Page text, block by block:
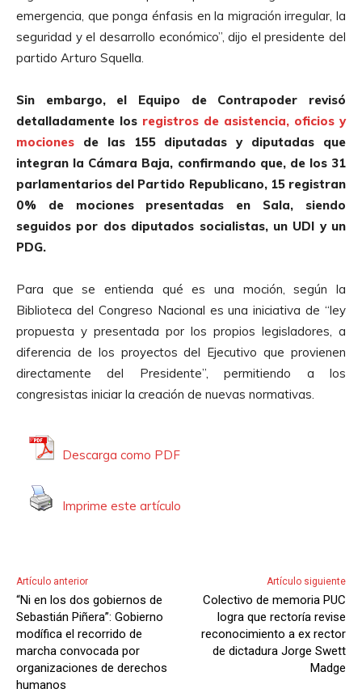
emergencia, que ponga énfasis en la migración irregular, la
seguridad y el desarrollo económico”, dijo el presidente del
partido Arturo Squella.
Sin embargo, el Equipo de Contrapoder revisó
detalladamente los registros de asistencia, oficios y
mociones de las 155 diputadas y diputadas que
integran la Cámara Baja, confirmando que, de los 31
parlamentarios del Partido Republicano, 15 registran
0% de mociones presentadas en Sala, siendo
seguidos por dos diputados socialistas, un UDI y un
PDG.
Para que se entienda qué es una moción, según la
Biblioteca del Congreso Nacional es una iniciativa de “ley
propuesta y presentada por los propios legisladores, a
diferencia de los proyectos del Ejecutivo que provienen
directamente del Presidente”, permitiendo a los
congresistas iniciar la creación de nuevas normativas.
Descarga como PDF
Imprime este artículo
Artículo anterior
“Ni en los dos gobiernos de
Sebastián Piñera”: Gobierno
modífica el recorrido de
marcha convocada por
organizaciones de derechos
humanos
Artículo siguiente
Colectivo de memoria PUC
logra que rectoría revise
reconocimiento a ex rector
de dictadura Jorge Swett
Madge